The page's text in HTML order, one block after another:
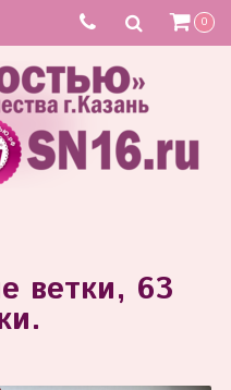
0
ветки, 63